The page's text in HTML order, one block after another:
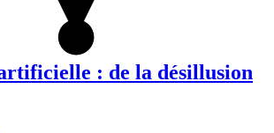
: de la désillusion